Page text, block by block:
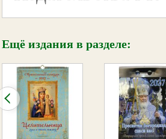
Ещё издания в разделе: